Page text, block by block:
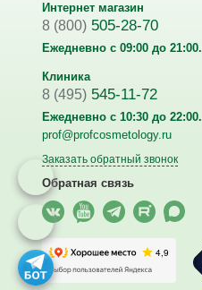
Интернет магазин
8 (800) 505-28-70
Ежедневно с 09:00 до 21:00.
Клиника
8 (495) 545-11-72
Ежедневно с 10:30 до 22:00.
prof@profcosmetology.ru
Заказать обратный звонок
Обратная связь